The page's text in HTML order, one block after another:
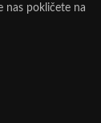
nas pokličete na